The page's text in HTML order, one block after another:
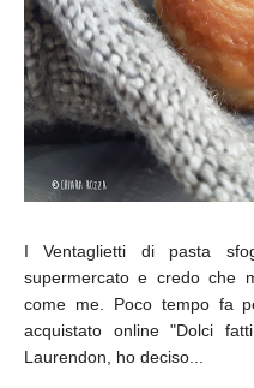
I Ventaglietti di pasta
supermercato e credo che
come me. Poco tempo fa
acquistato online "Dolci
Laurendon, ho deciso...